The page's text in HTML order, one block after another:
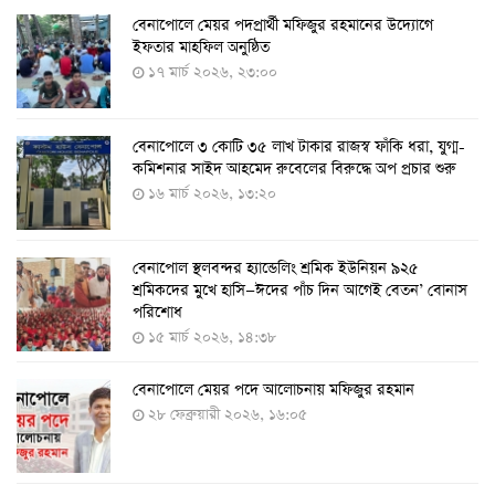
দেশেই তৈরি হলো করোনা পরীক্ষার কিট, সময় লাগবে ৪-৫
ঘণ্টা
৭ আগস্ট ২০২২, ১৪:০৩
১১ আগস্ট থেকে পরীক্ষামূলকভাবে শুরু শিশুদের করোনা টিকা
দেওয়া
৭ আগস্ট ২০২২, ১৩:৫৩
করোনায় ৫ জনের মৃত্যু, শনাক্ত ৬২৬
২৭ জুলাই ২০২২, ১৭:৩৮
দেশে করোনায় শনাক্তের সংখ্যা ২০ লাখ ছাড়াল
২১ জুলাই ২০২২, ১৭:৫৪
বেনাপোলে মেয়র পদপ্রার্থী মফিজুর রহমানের উদ্যোগে
ইফতার মাহফিল অনুষ্ঠিত
১৭ মার্চ ২০২৬, ২৩:০০
বেনাপোলে ৩ কোটি ৩৫ লাখ টাকার রাজস্ব ফাঁকি ধরা, যুগ্ম-
কমিশনার সাইদ আহমেদ রুবেলের বিরুদ্ধে অপ প্রচার শুরু
১৬ মার্চ ২০২৬, ১৩:২০
বেনাপোল স্থলবন্দর হ্যান্ডেলিং শ্রমিক ইউনিয়ন ৯২৫
শ্রমিকদের মুখে হাসি—ঈদের পাঁচ দিন আগেই বেতন’ বোনাস
পরিশোধ
১৫ মার্চ ২০২৬, ১৪:৩৮
বেনাপোলে মেয়র পদে আলোচনায় মফিজুর রহমান
২৮ ফেব্রুয়ারী ২০২৬, ১৬:০৫